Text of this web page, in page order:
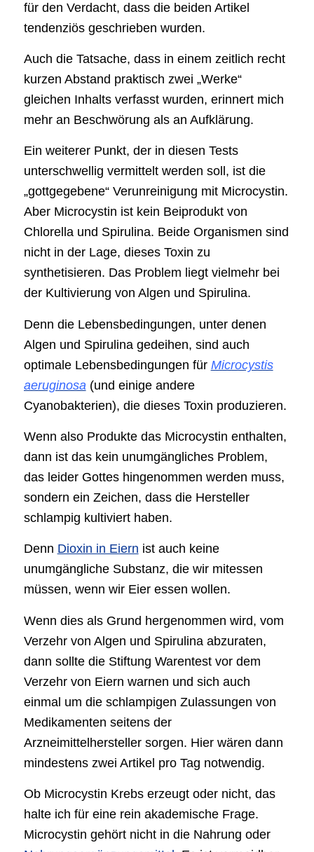
für den Verdacht, dass die beiden Artikel
tendenziös geschrieben wurden.
Auch die Tatsache, dass in einem zeitlich recht
kurzen Abstand praktisch zwei „Werke“
gleichen Inhalts verfasst wurden, erinnert mich
mehr an Beschwörung als an Aufklärung.
Ein weiterer Punkt, der in diesen Tests
unterschwellig vermittelt werden soll, ist die
„gottgegebene“ Verunreinigung mit Microcystin.
Aber Microcystin ist kein Beiprodukt von
Chlorella und Spirulina. Beide Organismen sind
nicht in der Lage, dieses Toxin zu
synthetisieren. Das Problem liegt vielmehr bei
der Kultivierung von Algen und Spirulina.
Denn die Lebensbedingungen, unter denen
Algen und Spirulina gedeihen, sind auch
optimale Lebensbedingungen für Microcystis
aeruginosa (und einige andere
Cyanobakterien), die dieses Toxin produzieren.
Wenn also Produkte das Microcystin enthalten,
dann ist das kein unumgängliches Problem,
das leider Gottes hingenommen werden muss,
sondern ein Zeichen, dass die Hersteller
schlampig kultiviert haben.
Denn Dioxin in Eiern ist auch keine
unumgängliche Substanz, die wir mitessen
müssen, wenn wir Eier essen wollen.
Wenn dies als Grund hergenommen wird, vom
Verzehr von Algen und Spirulina abzuraten,
dann sollte die Stiftung Warentest vor dem
Verzehr von Eiern warnen und sich auch
einmal um die schlampigen Zulassungen von
Medikamenten seitens der
Arzneimittelhersteller sorgen. Hier wären dann
mindestens zwei Artikel pro Tag notwendig.
Ob Microcystin Krebs erzeugt oder nicht, das
halte ich für eine rein akademische Frage.
Microcystin gehört nicht in die Nahrung oder